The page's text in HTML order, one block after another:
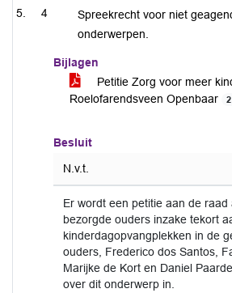
4
Spreekrecht voor niet
onderwerpen.
Bijlagen
Petitie Zorg voor meer
Roelofarendsveen Openbaar
Besluit
N.v.t.
Er wordt een petitie aan de
bezorgde ouders inzake tekort
kinderdagopvangplekken in de
ouders, Frederico dos Santos,
Marijke de Kort en Daniel
over dit onderwerp in.